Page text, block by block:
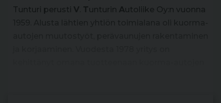
Tunturi perusti V Tunturin Autoliike Oy:n vuonna